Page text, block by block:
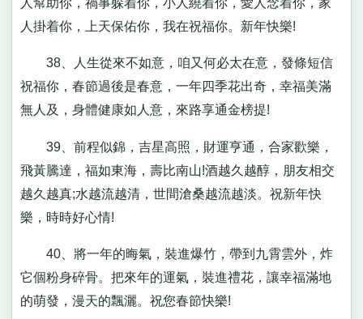
人幫助你，禍事躲着你，小人繞着你，愛人念着你，家
人掛着你，上天保佑你，我在祝福你。新年快樂!
38、人生從來不如意，咱又何必太在意，發條短信
祝福你，春節過後是春意，一年四季花出奇，幸福美滿
無人及，身體健康如人意，來路享通金榜提!
39、前程似錦，吉星高照，財運亨通，合家歡樂，
飛黃騰達，福如東海，壽比南山!酒越久越醇，朋友相交
越久越真;水越流越清，世間滄桑越流越淡。祝新年快
樂，時時好心情!
40、將一年的晦氣，裝進爆竹，帶到九霄雲外，炸
它個粉身碎骨。把來年的運氣，裝進禮花，讓幸福滿地
的萌發，漫天的飄灑。祝您春節快樂!